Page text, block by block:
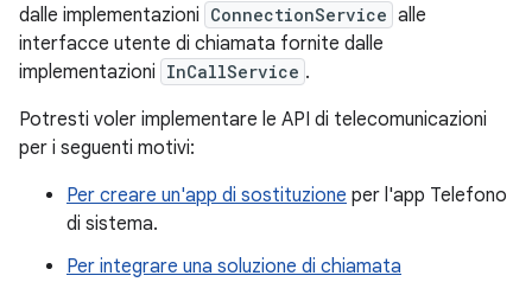
dalle implementazioni ConnectionService alle
interfacce utente di chiamata fornite dalle
implementazioni InCallService .
Potresti voler implementare le API di telecomunicazioni
per i seguenti motivi:
Per creare un'app di sostituzione per l'app Telefono
di sistema.
Per integrare una soluzione di chiamata